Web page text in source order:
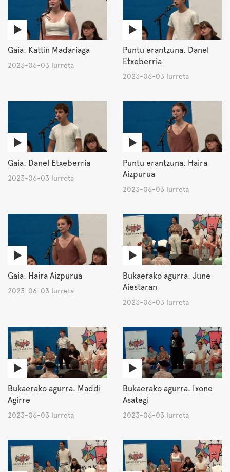
Gaia. Kattin Madariaga
2023-06-03 Iurreta
Puntu erantzuna. Danel
Etxeberria
2023-06-03 Iurreta
Gaia. Danel Etxeberria
2023-06-03 Iurreta
Puntu erantzuna. Haira
Aizpurua
2023-06-03 Iurreta
Gaia. Haira Aizpurua
2023-06-03 Iurreta
Bukaerako agurra. June
Aiestaran
2023-06-03 Iurreta
Bukaerako agurra. Maddi
Agirre
2023-06-03 Iurreta
Bukaerako agurra. Ixone
Asategi
2023-06-03 Iurreta